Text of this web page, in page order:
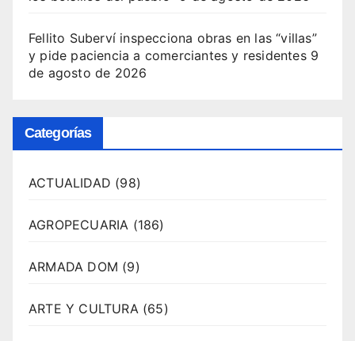
Fellito Suberví inspecciona obras en las “villas”
y pide paciencia a comerciantes y residentes 9
de agosto de 2026
Categorías
ACTUALIDAD (98)
AGROPECUARIA (186)
ARMADA DOM (9)
ARTE Y CULTURA(65)